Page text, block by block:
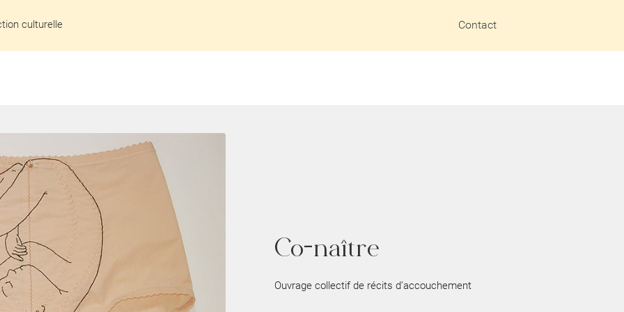
culturelle Contact
Co-naître
Ouvrage collectif de récits d’accouchement